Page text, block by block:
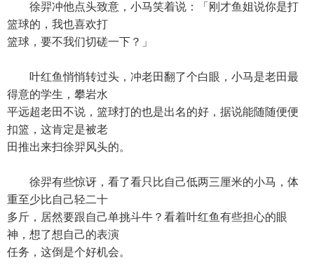
徐羿冲他点头致意，小马笑着说：「刚才鱼姐说你是打
篮球的，我也喜欢打
篮球，要不我们切磋一下？」
叶红鱼悄悄转过头，冲老田翻了个白眼，小马是老田最
得意的学生，攀岩水
平远超老田不说，篮球打的也是出名的好，据说能随随便便
扣篮，这肯定是被老
田推出来扫徐羿风头的。
徐羿有些惊讶，看了看只比自己低两三厘米的小马，体
重至少比自己轻二十
多斤，居然要跟自己单挑斗牛？看着叶红鱼有些担心的眼
神，想了想自己的表演
任务，这倒是个好机会。